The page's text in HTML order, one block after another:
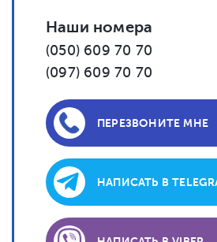
Наши номера
(050) 609 70 70
(097) 609 70 70
ПЕРЕЗВОНИТЕ МНЕ
НАПИСАТЬ В